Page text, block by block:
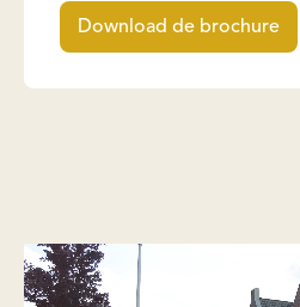
Download de brochure